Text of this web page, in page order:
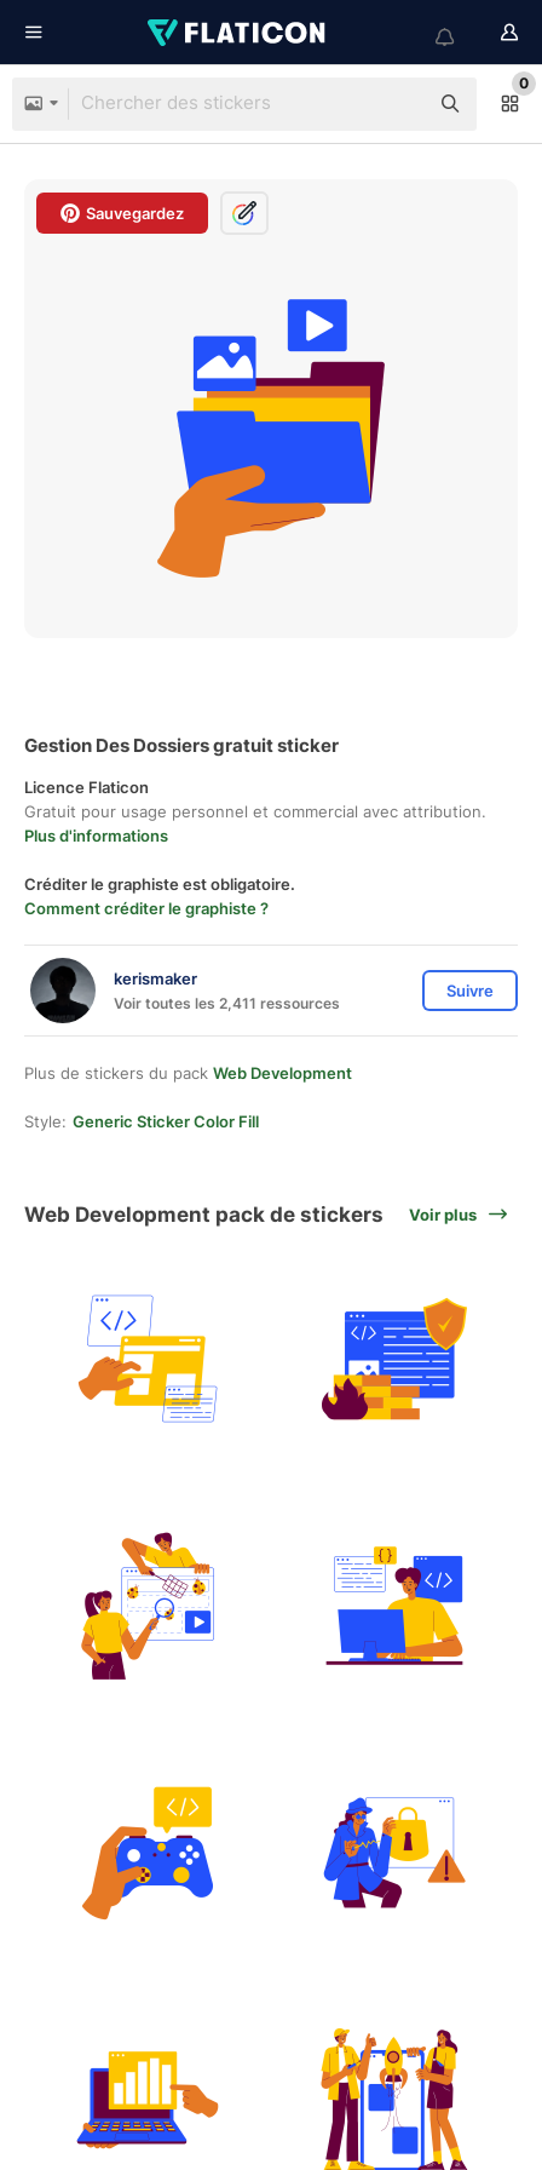
0
Sauvegardez
Gestion Des Dossiers gratuit sticker
Licence Flaticon
Gratuit pour usage personnel et commercial avec attribution.
Plus d'informations
Créditer le graphiste est obligatoire.
Comment créditer le graphiste ?
kerismaker
Voir toutes les 2,411 ressources
Suivre
Plus de stickers du pack Web Development
Style: Generic Sticker Color Fill
Web Development pack de stickers Voir plus